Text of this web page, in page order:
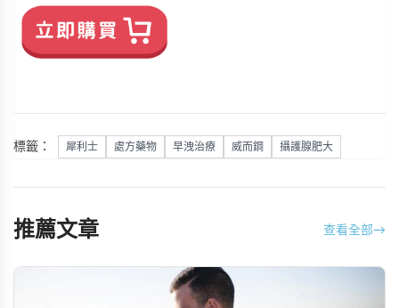
標籤： 犀利士 處方藥物 早洩治療 威而鋼 攝護腺肥大
推薦文章 查看全部→